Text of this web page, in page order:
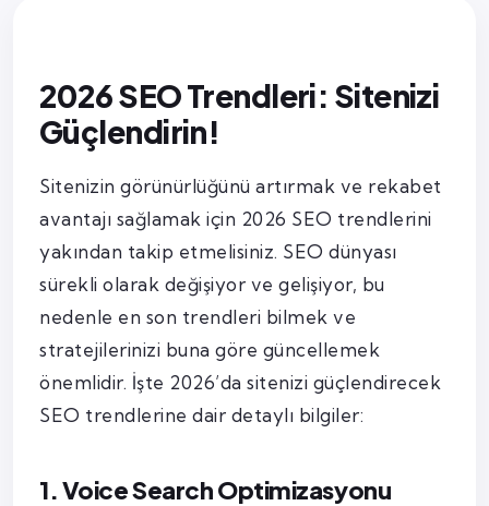
2026 SEO Trendleri: Sitenizi
Güçlendirin!
Sitenizin görünürlüğünü artırmak ve rekabet
avantajı sağlamak için 2026 SEO trendlerini
yakından takip etmelisiniz. SEO dünyası
sürekli olarak değişiyor ve gelişiyor, bu
nedenle en son trendleri bilmek ve
stratejilerinizi buna göre güncellemek
önemlidir. İşte 2026’da sitenizi güçlendirecek
SEO trendlerine dair detaylı bilgiler:
1. Voice Search Optimizasyonu